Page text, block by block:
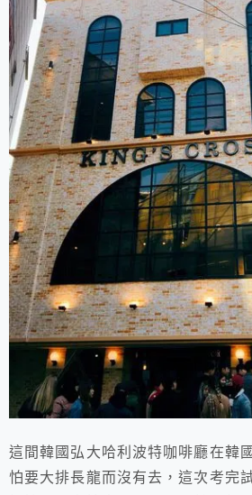
這間韓國弘大哈利波特咖啡廳在韓
怕要大排長龍而沒有去，這次考完